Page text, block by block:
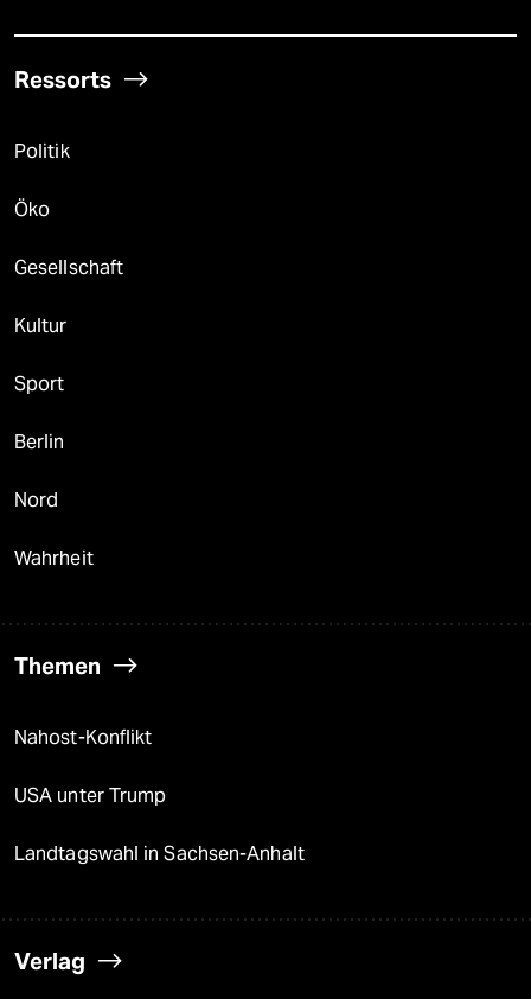
Ressorts
Politik
Öko
Gesellschaft
Kultur
Sport
Berlin
Nord
Wahrheit
Themen
Nahost-Konflikt
USA unter Trump
Landtagswahl in Sachsen-Anhalt
Verlag